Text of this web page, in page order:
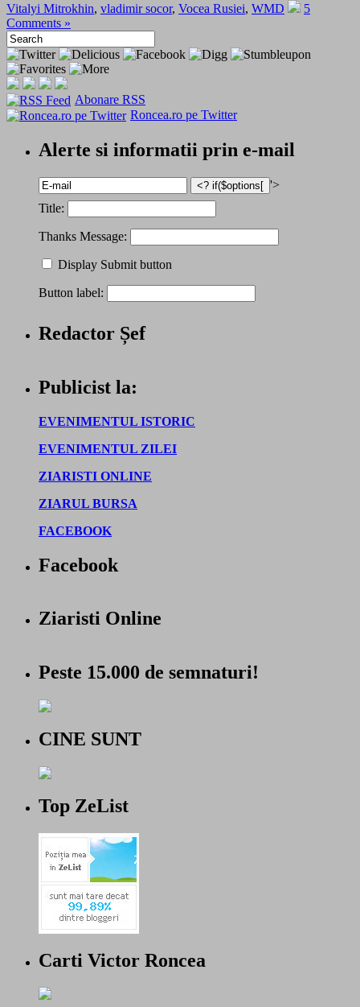
Vitalyi Mitrokhin, vladimir socor, Vocea Rusiei, WMD
5
Comments »
Abonare RSS
Roncea.ro pe Twitter
Alerte si informatii prin e-mail
'>
Title:
Thanks Message:
Display Submit button
Button label:
Redactor Șef
Publicist la:
EVENIMENTUL ISTORIC
EVENIMENTUL ZILEI
ZIARISTI ONLINE
ZIARUL BURSA
FACEBOOK
Facebook
Ziaristi Online
Peste 15.000 de semnaturi!
CINE SUNT
Top ZeList
Carti Victor Roncea